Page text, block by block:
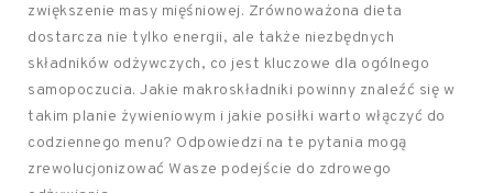
zwiększenie masy mięśniowej. Zrównoważona dieta
dostarcza nie tylko energii, ale także niezbędnych
składników odżywczych, co jest kluczowe dla ogólnego
samopoczucia. Jakie makroskładniki powinny znaleźć się w
takim planie żywieniowym i jakie posiłki warto włączyć do
codziennego menu? Odpowiedzi na te pytania mogą
zrewolucjonizować Wasze podejście do zdrowego